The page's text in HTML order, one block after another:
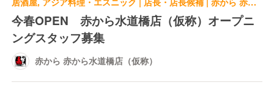
今春OPEN 赤から水道橋店（仮称）オープニ
ングスタッフ募集
赤から 赤から水道橋店（仮称）